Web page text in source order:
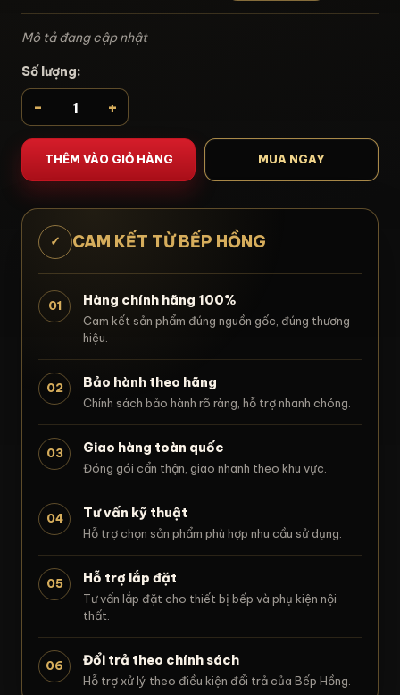
Mô tả đang cập nhật
Số lượng:
- +
THÊM VÀO GIỎ HÀNG MUA NGAY
✓ CAM KẾT TỪ BẾP HỒNG
01 Hàng chính hãng 100%
Cam kết sản phẩm đúng nguồn gốc, đúng thương
hiệu.
02 Bảo hành theo hãng
Chính sách bảo hành rõ ràng, hỗ trợ nhanh chóng.
03 Giao hàng toàn quốc
Đóng gói cẩn thận, giao nhanh theo khu vực.
04 Tư vấn kỹ thuật
Hỗ trợ chọn sản phẩm phù hợp nhu cầu sử dụng.
05 Hỗ trợ lắp đặt
Tư vấn lắp đặt cho thiết bị bếp và phụ kiện nội
thất.
06 Đổi trả theo chính sách
Hỗ trợ xử lý theo điều kiện đổi trả của Bếp Hồng.